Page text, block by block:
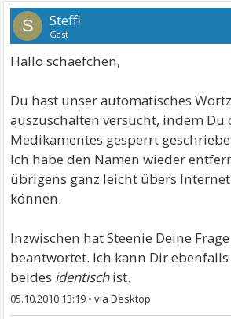
S Steffi
Gast
Hallo schaefchen,
Du hast unser automatisches
auszuschalten versucht, indem Du
Medikamentes gesperrt
Ich habe den Namen wieder
übrigens ganz leicht übers
können.
Inzwischen hat Steenie Deine
beantwortet. Ich kann Dir
beides identischist.
05.10.2010 13:19 •